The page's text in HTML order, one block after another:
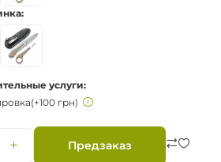
услуги
(+100 грн)
Предзаказ